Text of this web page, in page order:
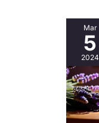
Mar
5
2024